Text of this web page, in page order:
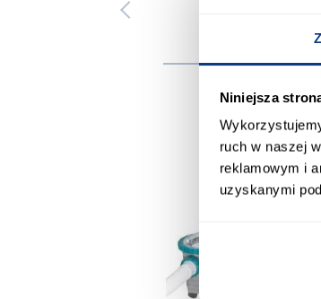
Niniejsza
ruch w naszej
reklamowym i
uzyskanymi